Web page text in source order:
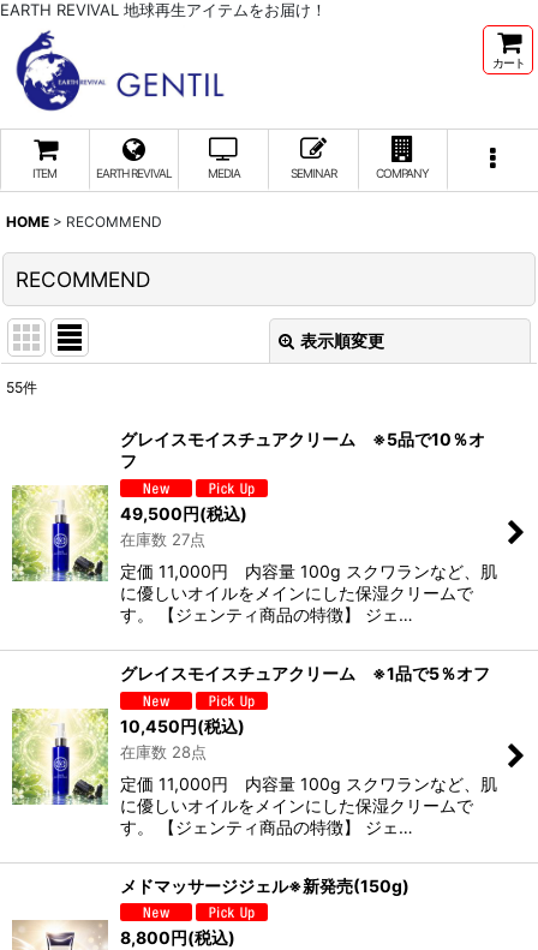
EARTH REVIVAL 地球再生アイテムをお届け！
カート
ITEM EARTH REVIVAL MEDIA SEMINAR COMPANY
HOME > RECOMMEND
RECOMMEND
表示順変更
55件
グレイスモイスチュアクリーム ※5品で10％オ
フ
49,500円(税込)
在庫数 27点
定価 11,000円 内容量 100g スクワランなど、肌
に優しいオイルをメインにした保湿クリームで
す。 【ジェンティ商品の特徴】 ジェ…
グレイスモイスチュアクリーム ※1品で5％オフ
10,450円(税込)
在庫数 28点
定価 11,000円 内容量 100g スクワランなど、肌
に優しいオイルをメインにした保湿クリームで
す。 【ジェンティ商品の特徴】 ジェ…
メドマッサージジェル※新発売(150g)
8,800円(税込)